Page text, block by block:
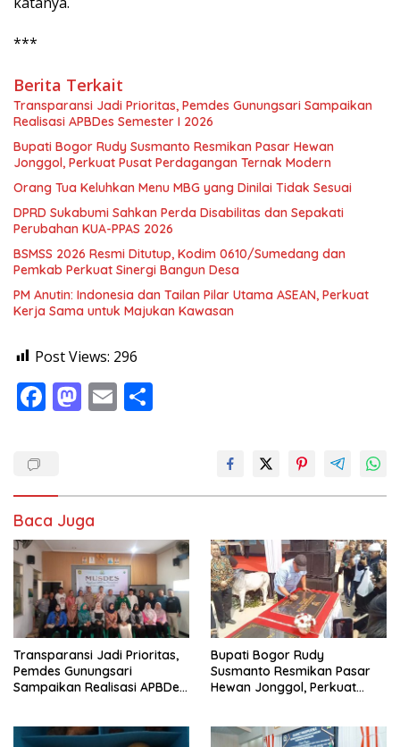
***
Berita Terkait
Transparansi Jadi Prioritas, Pemdes Gunungsari Sampaikan
Realisasi APBDes Semester I 2026
Bupati Bogor Rudy Susmanto Resmikan Pasar Hewan
Jonggol, Perkuat Pusat Perdagangan Ternak Modern
Orang Tua Keluhkan Menu MBG yang Dinilai Tidak Sesuai
DPRD Sukabumi Sahkan Perda Disabilitas dan Sepakati
Perubahan KUA-PPAS 2026
BSMSS 2026 Resmi Ditutup, Kodim 0610/Sumedang dan
Pemkab Perkuat Sinergi Bangun Desa
PM Anutin: Indonesia dan Tailan Pilar Utama ASEAN, Perkuat
Kerja Sama untuk Majukan Kawasan
Post Views: 296
F
o
o
k
M
o
n
E
Baca Juga
Transparansi Jadi Prioritas,
Pemdes Gunungsari
Sampaikan Realisasi APBDes
Bupati Bogor Rudy
Susmanto Resmikan Pasar
Hewan Jonggol, Perkuat